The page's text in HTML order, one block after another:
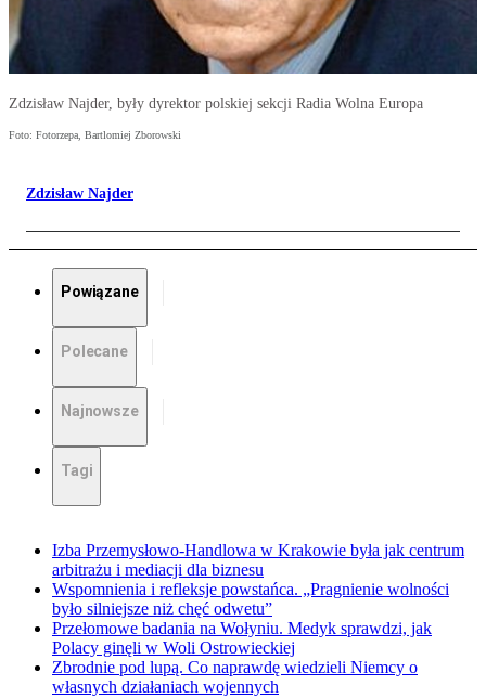
Zdzisław Najder, były dyrektor polskiej sekcji Radia Wolna Europa
Foto: Fotorzepa, Bartlomiej Zborowski
Zdzisław Najder
Powiązane
Polecane
Najnowsze
Tagi
Izba Przemysłowo-Handlowa w Krakowie była jak centrum
arbitrażu i mediacji dla biznesu
Wspomnienia i refleksje powstańca. „Pragnienie wolności
było silniejsze niż chęć odwetu”
Przełomowe badania na Wołyniu. Medyk sprawdzi, jak
Polacy ginęli w Woli Ostrowieckiej
Zbrodnie pod lupą. Co naprawdę wiedzieli Niemcy o
własnych działaniach wojennych